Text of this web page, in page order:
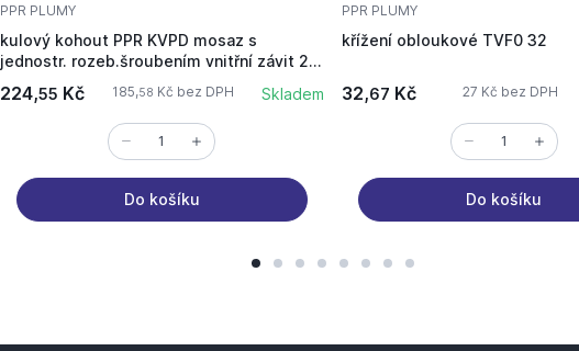
PPR PLUMY
kulový kohout PPR KVPD mosaz s
jednostr. rozeb.šroubením vnitřní závit 20
224,55 Kč 185,58 Kč bez DPH Skladem
Do košíku
PPR PLUMY
křížení obloukové TVF0 32
32,67 Kč 27 Kč bez DPH
Do košíku